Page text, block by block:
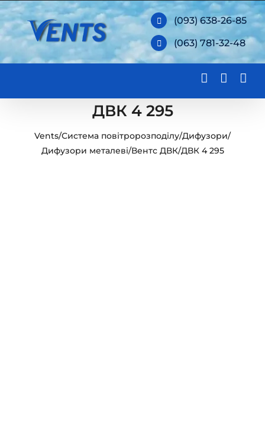
Skip
to
content
(093) 638-26-85
(063) 781-32-48
ДВК 4 295
Vents/Система повітророзподілу/Дифузори/
Дифузори металеві/Вентс ДВК/ДВК 4 295